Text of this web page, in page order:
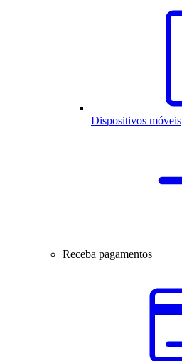
Dispositivos móveis
Receba pagamentos